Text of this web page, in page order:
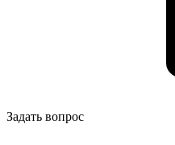
Задать вопрос